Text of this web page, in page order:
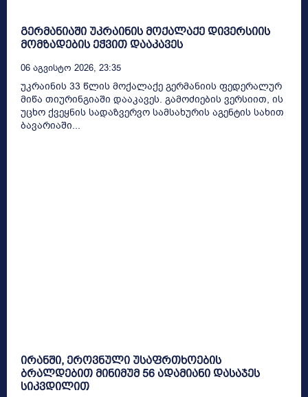
გერმანიაში უკრაინის მოქალაქე დივერსიის
მომზადების ეჭვით დააკავეს
06 Აგვისტო 2026, 23:35
უკრაინის 33 წლის მოქალაქე გერმანიის ფედერალურ
მიწა თიურინგიაში დააკავეს. გამოძიების ვერსიით, ის
უცხო ქვეყნის სადაზვერვო სამსახურის აგენტის სახით
ბავარიაში...
ირანში, ეროვნული უსაფრთხოების
ბრალდებით მინიმუმ 56 ადამიანი დასაჯეს
სიკვდილით